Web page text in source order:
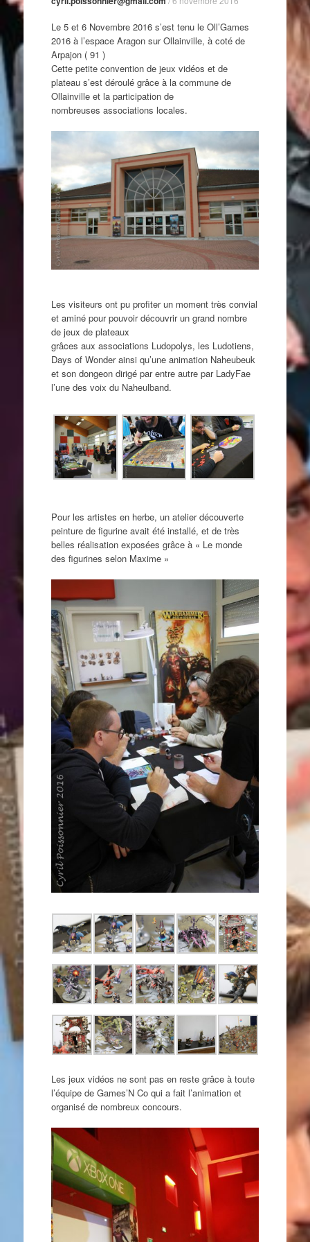
Le 5 et 6 Novembre 2016 s’est tenu le Oll’Games
2016 à l’espace Aragon sur Ollainville, à coté de
Arpajon ( 91 )
Cette petite convention de jeux vidéos et de
plateau s’est déroulé grâce à la commune de
Ollainville et la participation de
nombreuses associations locales.
Les visiteurs ont pu profiter un moment très convial
et aminé pour pouvoir découvrir un grand nombre
de jeux de plateaux
grâces aux associations Ludopolys, les Ludotiens,
Days of Wonder ainsi qu’une animation Naheubeuk
et son dongeon dirigé par entre autre par LadyFae
l’une des voix du Naheulband.
Pour les artistes en herbe, un atelier découverte
peinture de figurine avait été installé, et de très
belles réalisation exposées grâce à « Le monde
des figurines selon Maxime »
Les jeux vidéos ne sont pas en reste grâce à toute
l’équipe de Games’N Co qui a fait l’animation et
organisé de nombreux concours.